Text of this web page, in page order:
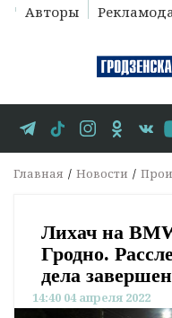
Авторы
Главная Новости
Лихач на
Гродно.
дела
14:40 04 апреля 2022